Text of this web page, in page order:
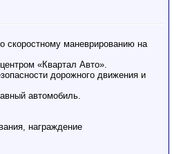
скоростному маневрированию на
«Квартал Авто».
дорожного движения и
автомобиль.
награждение